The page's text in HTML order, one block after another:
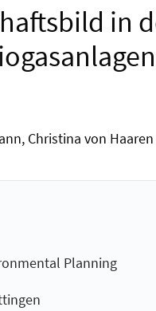
in
Christina von Haaren
Planning